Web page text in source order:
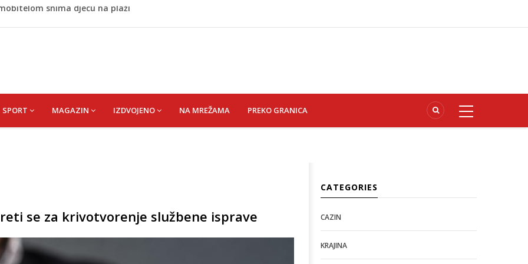
koje ne biste trebali olako bacati u smeće
ljubavnici osigurao unapređeno radno mjesto i visoku
NBA igrač iz Litvanije ne želi igrati protiv BiH
snima djecu na plaži
SPORT MAGAZIN IZDVOJENO NA MREŽAMA PREKO GRANICA
se za krivotvorenje službene isprave
CATEGORIES
CAZIN
KRAJINA